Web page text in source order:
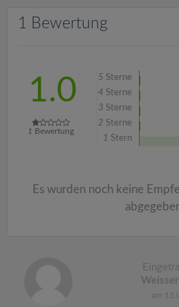
1 Bewertung
1.0
1 Bewertung
5 Sterne
4 Sterne
3 Sterne
2 Sterne
1 Stern
Es wurden noch keine
am
a